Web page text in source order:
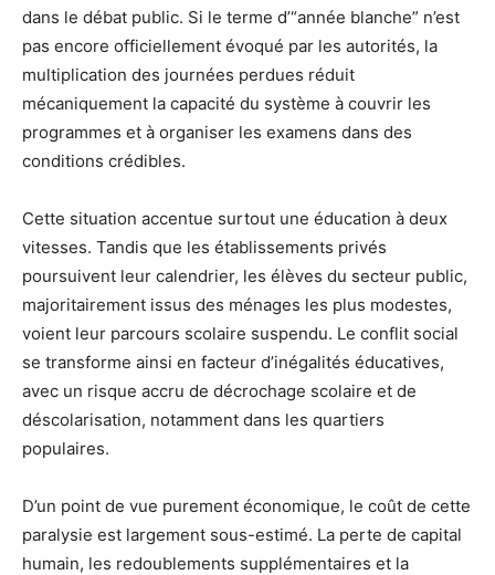
dans le débat public. Si le terme d’“année blanche” n’est
pas encore officiellement évoqué par les autorités, la
multiplication des journées perdues réduit
mécaniquement la capacité du système à couvrir les
programmes et à organiser les examens dans des
conditions crédibles.
Cette situation accentue surtout une éducation à deux
vitesses. Tandis que les établissements privés
poursuivent leur calendrier, les élèves du secteur public,
majoritairement issus des ménages les plus modestes,
voient leur parcours scolaire suspendu. Le conflit social
se transforme ainsi en facteur d’inégalités éducatives,
avec un risque accru de décrochage scolaire et de
déscolarisation, notamment dans les quartiers
populaires.
D’un point de vue purement économique, le coût de cette
paralysie est largement sous-estimé. La perte de capital
humain, les redoublements supplémentaires et la